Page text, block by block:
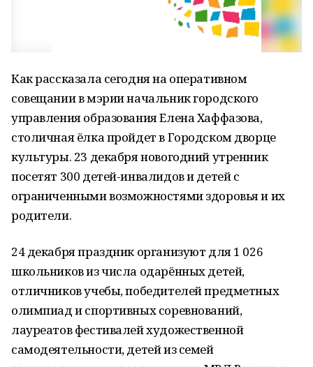
Как рассказала сегодня на оперативном
совещании в мэрии начальник городского
управления образования Елена Хаффазова,
столичная ёлка пройдет в Городском дворце
культуры. 23 декабря новогодний утренник
посетят 300 детей-инвалидов и детей с
ограниченными возможностями здоровья и их
родители.
24 декабря праздник организуют для 1 026
школьников из числа одарённых детей,
отличников учебы, победителей предметных
олимпиад и спортивных соревнований,
лауреатов фестивалей художественной
самодеятельности, детей из семей